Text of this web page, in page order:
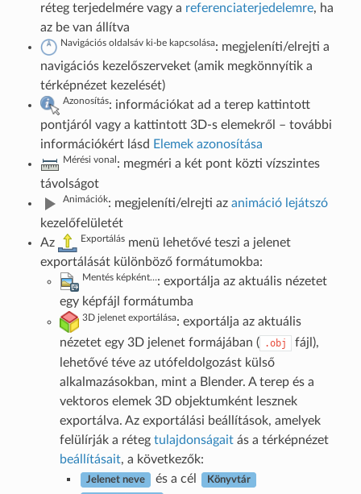
réteg terjedelmére vagy a referenciaterjedelemre, ha
az be van állítva
Navigációs oldalsáv ki-be kapcsolása: megjeleníti/elrejti a
navigációs kezelőszerveket (amik megkönnyítik a
térképnézet kezelését)
Azonosítás: információkat ad a terep kattintott
pontjáról vagy a kattintott 3D-s elemekről – további
információkért lásd Elemek azonosítása
Mérési vonal: megméri a két pont közti vízszintes
távolságot
Animációk: megjeleníti/elrejti az animáció lejátszó
kezelőfelületét
Az
Exportálásmenü lehetővé teszi a jelenet
exportálását különböző formátumokba:
Mentés képként…: exportálja az aktuális nézetet
egy képfájl formátumba
3D jelenet exportálása: exportálja az aktuális
nézetet egy 3D jelenet formájában ( .obj
fájl),
lehetővé téve az utófeldolgozást külső
alkalmazásokban, mint a Blender. A terep és a
vektoros elemek 3D objektumként lesznek
exportálva. Az exportálási beállítások, amelyek
felülírják a réteg tulajdonságaitás a térképnézet
beállításait, a következők:
Jelenet neve és a cél Könyvtár